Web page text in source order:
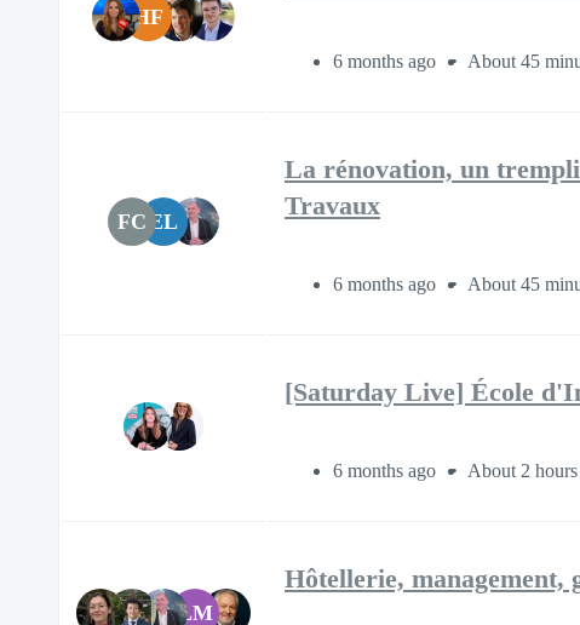
HF
6 months ago About 45
FC EL
La rénovation, un
Travaux
6 months ago About 45
[Saturday Live] École
6 months ago About 2 hours
LM
Hôtellerie, management,